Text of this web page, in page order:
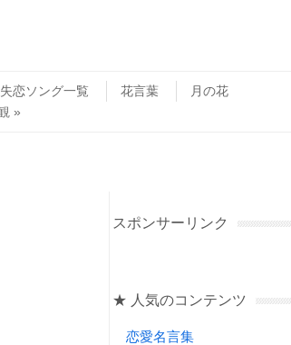
恋ソング一覧 花言葉
月の花
スポンサーリンク
★ 人気のコンテンツ
恋愛名言集